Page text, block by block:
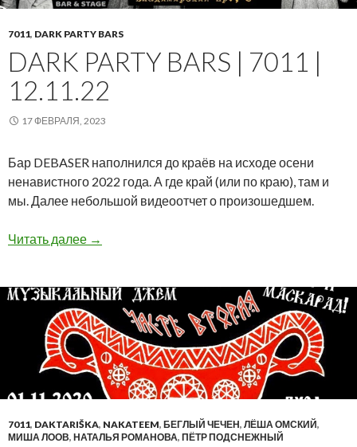
7011, DARK PARTY BARS
DARK PARTY BARS | 7011 |
12.11.22
17 ФЕВРАЛЯ, 2023
Бар DEBASER наполнился до краёв на исходе осени
ненавистного 2022 года. А где край (или по краю), там и
мы. Далее небольшой видеоотчет о произошедшем.
Читать далее Dark Party Bars | 7011 | 12.11.22
→
7011, DAKTARIŠKA, NAKATEEM, БЕГЛЫЙ ЧЕЧЕН, ЛЁША ОМСКИЙ,
МИША ЛООВ, НАТАЛЬЯ РОМАНОВА, ПЁТР ПОДСНЕЖНЫЙ